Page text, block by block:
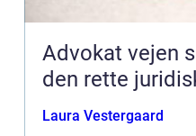
Advokat vejen sådan finder du
den rette
Laura Vestergaard